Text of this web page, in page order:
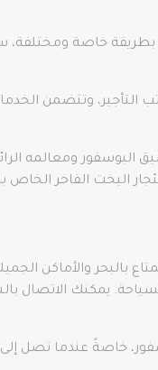
خاصة ومختلفة،
التأجير، وتتضمن
ومعالمه
اليخت الفاخر الخاص
بالبحر والأماكن
يمكنك الاتصال
خاصةً عندما تصل